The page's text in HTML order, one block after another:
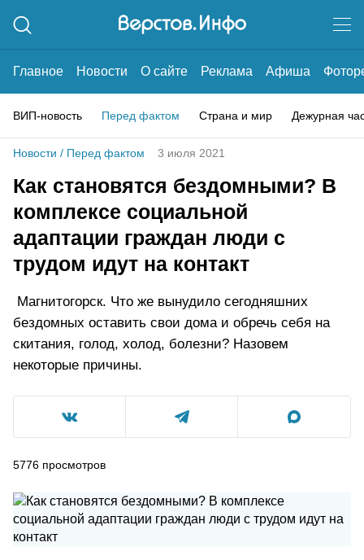
Главное Новости О сайте Реклама Афиша
ВИП-новость Перед фактом Страна и мир Дежурная
Новости / Перед фактом 3 июля 2021
Как становятся бездомными? В
комплексе социальной
адаптации граждан люди с
трудом идут на контакт
Магнитогорск. Что же вынудило сегодняшних
бездомных оставить свои дома и обречь себя на
скитания, голод, холод, болезни? Назовем
некоторые причины.
5776 просмотров